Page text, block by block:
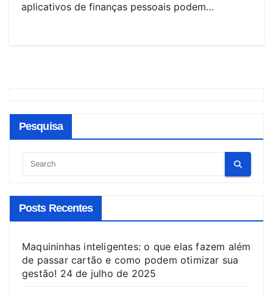
aplicativos de finanças pessoais podem…
Pesquisa
Posts Recentes
Maquininhas inteligentes: o que elas fazem além
de passar cartão e como podem otimizar sua
gestão! 24 de julho de 2025